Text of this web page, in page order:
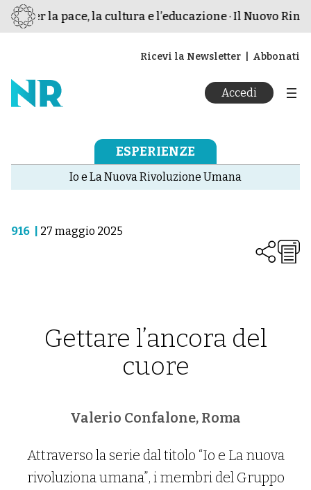
per la pace, la cultura e l’educazione · Il Nuovo
Ricevi la Newsletter Abbonati
Accedi
ESPERIENZE
Io e La Nuova Rivoluzione Umana
916 27 maggio 2025
Gettare l’ancora del
cuore
Valerio Confalone, Roma
Attraverso la serie dal titolo “Io e La nuova
rivoluziona umana”, i membri del Gruppo